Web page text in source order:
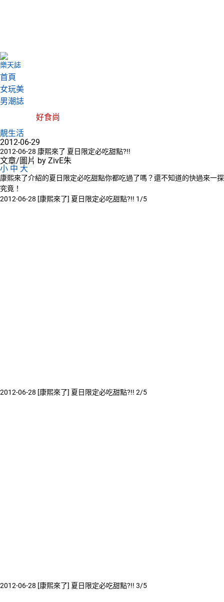
樂天誌
首頁
女玩美
男潮誌
好食尚
靚生活
2012-06-29
2012-06-28 康熙來了 夏日限定必吃甜點?!!
文章/圖片 by ZivE朱
小 中 大
康熙來了介紹的夏日限定必吃甜點你都吃過了嗎？還不知道的快過來一探
究竟！
2012-06-28 [康熙來了] 夏日限定必吃甜點?!! 1/5
2012-06-28 [康熙來了] 夏日限定必吃甜點?!! 2/5
2012-06-28 [康熙來了] 夏日限定必吃甜點?!! 3/5